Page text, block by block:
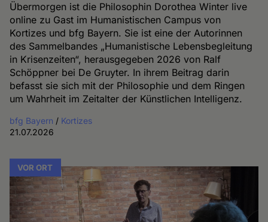
Übermorgen ist die Philosophin Dorothea Winter live
online zu Gast im Humanistischen Campus von
Kortizes und bfg Bayern. Sie ist eine der Autorinnen
des Sammelbandes „Humanistische Lebensbegleitung
in Krisenzeiten“, herausgegeben 2026 von Ralf
Schöppner bei De Gruyter. In ihrem Beitrag darin
befasst sie sich mit der Philosophie und dem Ringen
um Wahrheit im Zeitalter der Künstlichen Intelligenz.
bfg Bayern / Kortizes
21.07.2026
VOR ORT